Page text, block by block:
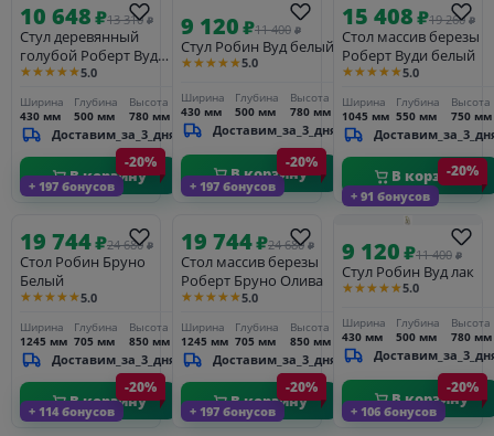
10 648₽13 310 ₽
Стул деревянный
голубой Роберт Вуд
аква
★★★★★5.0
Ширина
430 мм
Глубина
500 мм
Высота
780 мм
Доставим_за_3_дня
В корзину
9 120₽11 400 ₽
Стул Робин Вуд белый
★★★★★5.0
Ширина
430 мм
Глубина
500 мм
Высота
780 мм
Доставим_за_3_дня
В корзину
15 408₽19 260 ₽
Стол массив березы
Роберт Вуди белый
★★★★★5.0
Ширина
1045 мм
Глубина
550 мм
Высота
750 мм
В корзину
+ 197 бонусов
-20%
19 744₽24 680 ₽
Стол Робин Бруно
Белый
★★★★★5.0
Ширина
1245 мм
Глубина
705 мм
Высота
850 мм
Доставим_за_3_дня
В корзину
+ 197 бонусов
-20%
19 744₽24 680 ₽
Стол массив березы
Роберт Бруно Олива
★★★★★5.0
Ширина
1245 мм
Глубина
705 мм
Высота
850 мм
Доставим_за_3_дня
В корзину
+ 91 бонусов
-20%
9 120₽11 400 ₽
Стул Робин Вуд лак
★★★★★5.0
Ширина
430 мм
Глубина
500 мм
Высота
780 мм
В корзину
+ 114 бонусов
-20%
+ 197 бонусов
-20%
+ 106 бонусов
-20%